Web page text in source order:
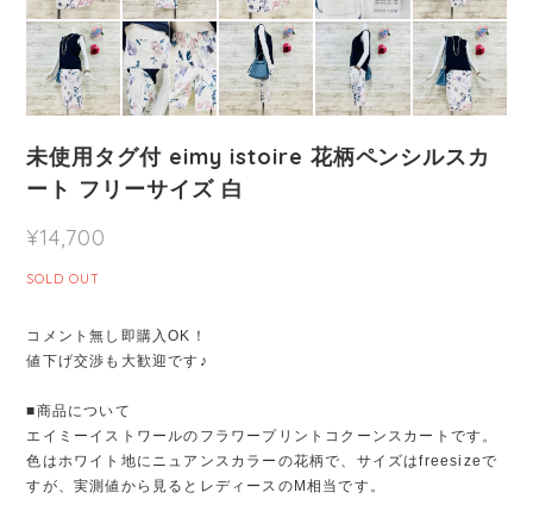
未使用タグ付 eimy istoire 花柄ペンシルスカ
ート フリーサイズ 白
¥14,700
SOLD OUT
コメント無し即購入OK！
値下げ交渉も大歓迎です♪
■商品について
エイミーイストワールのフラワープリントコクーンスカートです。
色はホワイト地にニュアンスカラーの花柄で、サイズはfreesizeで
すが、実測値から見るとレディースのM相当です。